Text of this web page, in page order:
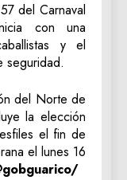
del Carnaval
con una
y el
seguridad.
del Norte de
la elección
el fin de
el lunes 16